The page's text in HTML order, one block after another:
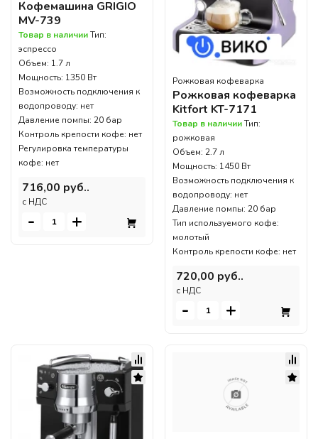
Кофемашина GRIGIO
MV-739
Товар в наличииТип:
эспрессо
Объем: 1.7 л
Мощность: 1350 Вт
Возможность подключения к
водопроводу: нет
Давление помпы: 20 бар
Контроль крепости кофе: нет
Регулировка температуры
кофе: нет
716,00 руб..
c НДС
- +
Рожковая кофеварка
Рожковая кофеварка
Kitfort KT-7171
Товар в наличииТип:
рожковая
Объем: 2.7 л
Мощность: 1450 Вт
Возможность подключения к
водопроводу: нет
Давление помпы: 20 бар
Тип используемого кофе:
молотый
Контроль крепости кофе: нет
720,00 руб..
c НДС
- +